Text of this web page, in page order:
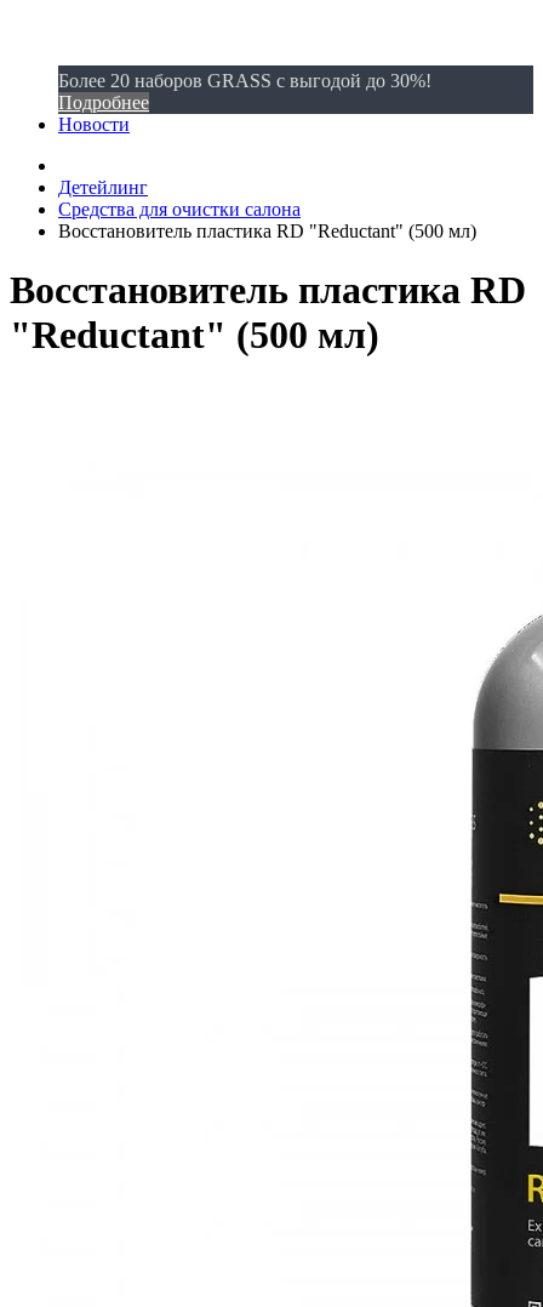
Более 20 наборов GRASS с выгодой до 30%!
Подробнее
Новости
Детейлинг
Средства для очистки салона
Восстановитель пластика RD "Reductant" (500 мл)
Восстановитель пластика RD
"Reductant" (500 мл)